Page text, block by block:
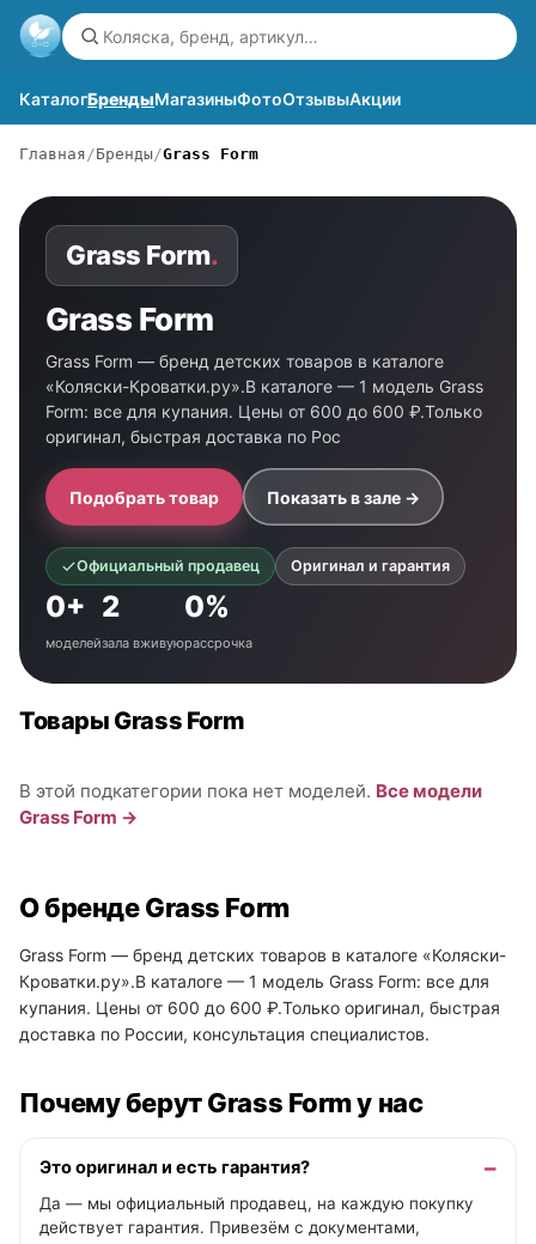
КаталогБрендыМагазиныФотоОтзывыАкции
Главная Бренды Grass Form
Grass Form.
Grass Form
Grass Form — бренд детских товаров в каталоге
«Коляски-Кроватки.ру».В каталоге — 1 модель Grass
Form: все для купания. Цены от 600 до 600 ₽.Только
оригинал, быстрая доставка по Рос
Подобрать товар Показать в зале →
Официальный продавец Оригинал и гарантия
0+
моделей
2
зала вживую
0%
рассрочка
Товары Grass Form
В этой подкатегории пока нет моделей. Все модели
Grass Form →
О бренде Grass Form
Grass Form — бренд детских товаров в каталоге «Коляски-
Кроватки.ру».В каталоге — 1 модель Grass Form: все для
купания. Цены от 600 до 600 ₽.Только оригинал, быстрая
доставка по России, консультация специалистов.
Почему берут Grass Form у нас
Это оригинал и есть гарантия?
Да — мы официальный продавец, на каждую покупку
действует гарантия. Привезём с документами,